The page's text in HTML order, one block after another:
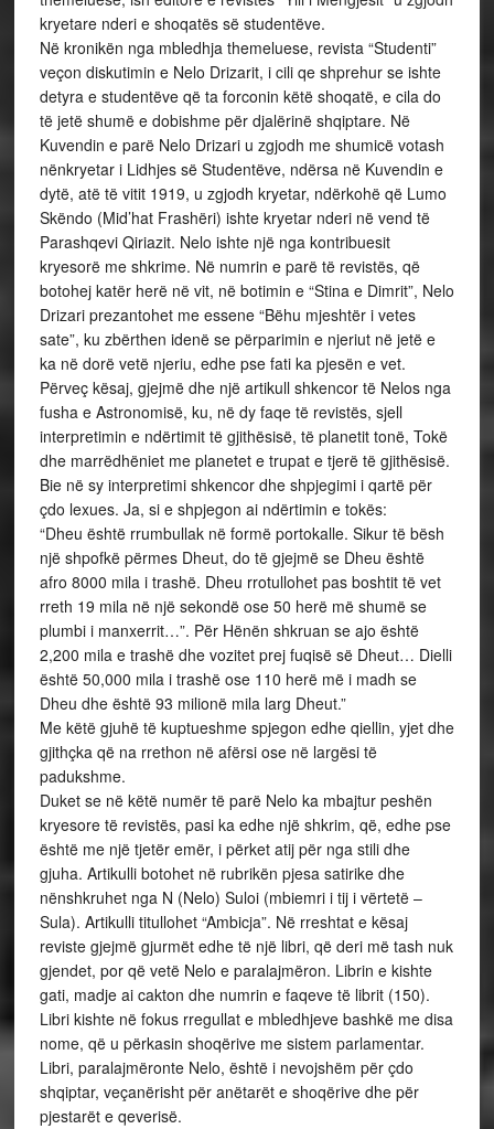
kryetare nderi e shoqatës së studentëve.
Në kronikën nga mbledhja themeluese, revista “Studenti”
veçon diskutimin e Nelo Drizarit, i cili qe shprehur se ishte
detyra e studentëve që ta forconin këtë shoqatë, e cila do
të jetë shumë e dobishme për djalërinë shqiptare. Në
Kuvendin e parë Nelo Drizari u zgjodh me shumicë votash
nënkryetar i Lidhjes së Studentëve, ndërsa në Kuvendin e
dytë, atë të vitit 1919, u zgjodh kryetar, ndërkohë që Lumo
Skëndo (Mid’hat Frashëri) ishte kryetar nderi në vend të
Parashqevi Qiriazit. Nelo ishte një nga kontribuesit
kryesorë me shkrime. Në numrin e parë të revistës, që
botohej katër herë në vit, në botimin e “Stina e Dimrit”, Nelo
Drizari prezantohet me essene “Bëhu mjeshtër i vetes
sate”, ku zbërthen idenë se përparimin e njeriut në jetë e
ka në dorë vetë njeriu, edhe pse fati ka pjesën e vet.
Përveç kësaj, gjejmë dhe një artikull shkencor të Nelos nga
fusha e Astronomisë, ku, në dy faqe të revistës, sjell
interpretimin e ndërtimit të gjithësisë, të planetit tonë, Tokë
dhe marrëdhëniet me planetet e trupat e tjerë të gjithësisë.
Bie në sy interpretimi shkencor dhe shpjegimi i qartë për
çdo lexues. Ja, si e shpjegon ai ndërtimin e tokës:
“Dheu është rrumbullak në formë portokalle. Sikur të bësh
një shpofkë përmes Dheut, do të gjejmë se Dheu është
afro 8000 mila i trashë. Dheu rrotullohet pas boshtit të vet
rreth 19 mila në një sekondë ose 50 herë më shumë se
plumbi i manxerrit…”. Për Hënën shkruan se ajo është
2,200 mila e trashë dhe vozitet prej fuqisë së Dheut… Dielli
është 50,000 mila i trashë ose 110 herë më i madh se
Dheu dhe është 93 milionë mila larg Dheut.”
Me këtë gjuhë të kuptueshme spjegon edhe qiellin, yjet dhe
gjithçka që na rrethon në afërsi ose në largësi të
padukshme.
Duket se në këtë numër të parë Nelo ka mbajtur peshën
kryesore të revistës, pasi ka edhe një shkrim, që, edhe pse
është me një tjetër emër, i përket atij për nga stili dhe
gjuha. Artikulli botohet në rubrikën pjesa satirike dhe
nënshkruhet nga N (Nelo) Suloi (mbiemri i tij i vërtetë –
Sula). Artikulli titullohet “Ambicja”. Në rreshtat e kësaj
reviste gjejmë gjurmët edhe të një libri, që deri më tash nuk
gjendet, por që vetë Nelo e paralajmëron. Librin e kishte
gati, madje ai cakton dhe numrin e faqeve të librit (150).
Libri kishte në fokus rregullat e mbledhjeve bashkë me disa
nome, që u përkasin shoqërive me sistem parlamentar.
Libri, paralajmëronte Nelo, është i nevojshëm për çdo
shqiptar, veçanërisht për anëtarët e shoqërive dhe për
pjestarët e qeverisë.